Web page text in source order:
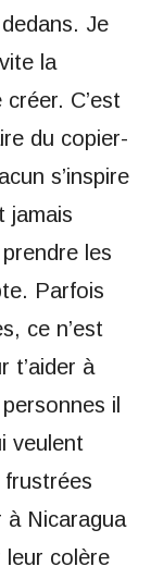
Je
la
C’est
du copier-
s’inspire
jamais
les
Parfois
ce n’est
t’aider à
il
veulent
frustrées
à Nicaragua
leur colère